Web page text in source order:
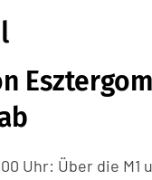
Uhr: Über die M1